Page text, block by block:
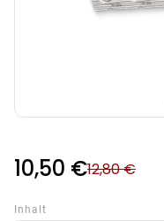
10,50 €12,80 €
Inhalt